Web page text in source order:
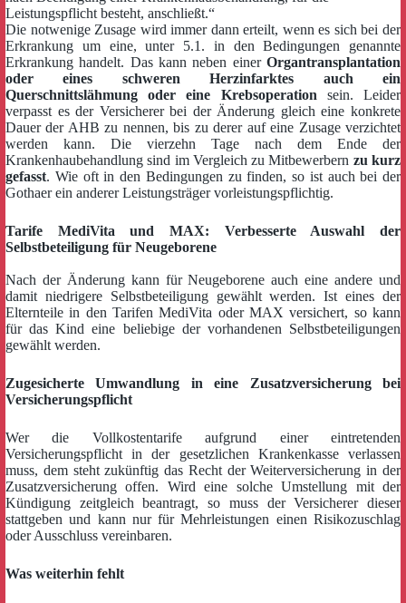
Leistungspflicht besteht, anschließt.“
Die notwenige Zusage wird immer dann erteilt, wenn es sich bei der
Erkrankung um eine, unter 5.1. in den Bedingungen genannte
Erkrankung handelt. Das kann neben einer Organtransplantation
oder eines schweren Herzinfarktes auch ein
Querschnittslähmung oder eine Krebsoperation sein. Leider
verpasst es der Versicherer bei der Änderung gleich eine konkrete
Dauer der AHB zu nennen, bis zu derer auf eine Zusage verzichtet
werden kann. Die vierzehn Tage nach dem Ende der
Krankenhaubehandlung sind im Vergleich zu Mitbewerbern zu kurz
gefasst. Wie oft in den Bedingungen zu finden, so ist auch bei der
Gothaer ein anderer Leistungsträger vorleistungspflichtig.
Tarife MediVita und MAX: Verbesserte Auswahl der
Selbstbeteiligung für Neugeborene
Nach der Änderung kann für Neugeborene auch eine andere und
damit niedrigere Selbstbeteiligung gewählt werden. Ist eines der
Elternteile in den Tarifen MediVita oder MAX versichert, so kann
für das Kind eine beliebige der vorhandenen Selbstbeteiligungen
gewählt werden.
Zugesicherte Umwandlung in eine Zusatzversicherung bei
Versicherungspflicht
Wer die Vollkostentarife aufgrund einer eintretenden
Versicherungspflicht in der gesetzlichen Krankenkasse verlassen
muss, dem steht zukünftig das Recht der Weiterversicherung in der
Zusatzversicherung offen. Wird eine solche Umstellung mit der
Kündigung zeitgleich beantragt, so muss der Versicherer dieser
stattgeben und kann nur für Mehrleistungen einen Risikozuschlag
oder Ausschluss vereinbaren.
Was weiterhin fehlt